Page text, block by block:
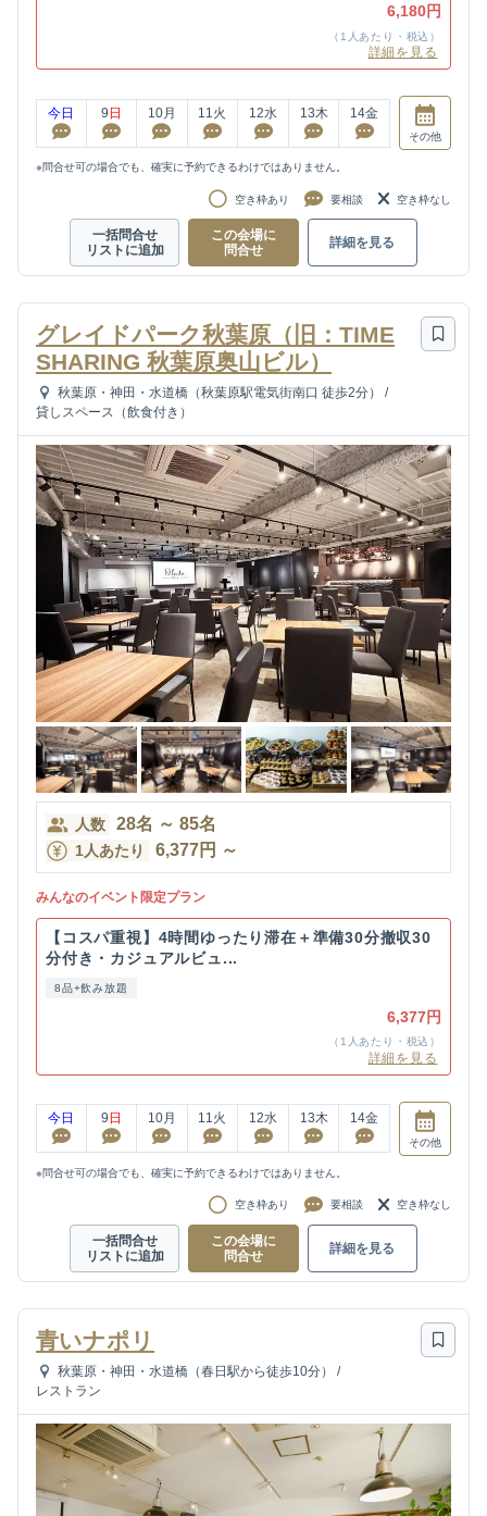
6,180円
（1人あたり・税込）
詳細を見る
今日 9 日 10月 11火 12水 13木 14金
その他
※問合せ可の場合でも、確実に予約できるわけではありません。
空き枠あり 要相談 空き枠なし
一括問合せ
リストに追加
この会場に
問合せ
詳細を見る
グレイドパーク秋葉原（旧：TIME
SHARING 秋葉原奥山ビル）
秋葉原・神田・水道橋（秋葉原駅電気街南口 徒歩2分）
/
貸しスペース（飲食付き）
人数 28名 ～ 85名
1人あたり 6,377円 ～
みんなのイベント限定プラン
【コスパ重視】4時間ゆったり滞在＋準備30分撤収30
分付き・カジュアルビュ...
8品+飲み放題
6,377円
（1人あたり・税込）
詳細を見る
今日 9 日 10月 11火 12水 13木 14金
その他
※問合せ可の場合でも、確実に予約できるわけではありません。
空き枠あり 要相談 空き枠なし
一括問合せ
リストに追加
この会場に
問合せ
詳細を見る
青いナポリ
秋葉原・神田・水道橋（春日駅から徒歩10分）
/
レストラン